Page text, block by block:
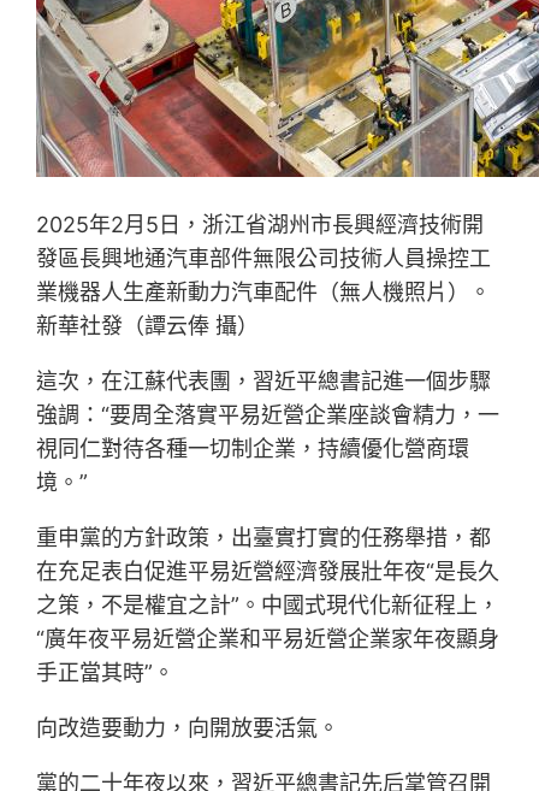
2025年2月5日，浙江省湖州市長興經濟技術開
發區長興地通汽車部件無限公司技術人員操控工
業機器人生產新動力汽車配件（無人機照片）。
新華社發（譚云俸 攝）
這次，在江蘇代表團，習近平總書記進一個步驟
強調：“要周全落實平易近營企業座談會精力，一
視同仁對待各種一切制企業，持續優化營商環
境。”
重申黨的方針政策，出臺實打實的任務舉措，都
在充足表白促進平易近營經濟發展壯年夜“是長久
之策，不是權宜之計”。中國式現代化新征程上，
“廣年夜平易近營企業和平易近營企業家年夜顯身
手正當其時”。
向改造要動力，向開放要活氣。
黨的二十年夜以來，習近平總書記先后掌管召開